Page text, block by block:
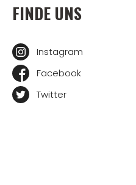
FINDE UNS
Instagram
Facebook
Twitter